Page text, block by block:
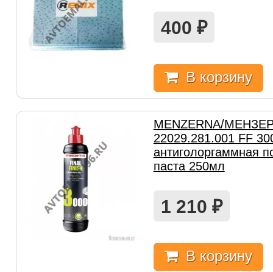
400 ₽
В корзину
MENZERNA/
22029.281.001 FF
антиголоргаммная
паста 250мл
1 210 ₽
В корзину